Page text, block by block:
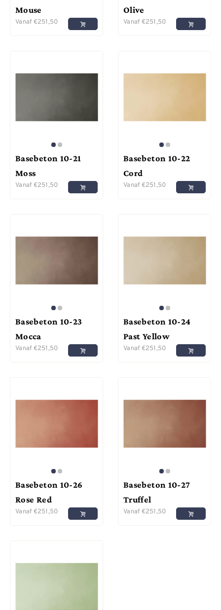
Mouse
Vanaf €251,50
Olive
Vanaf €251,50
Basebeton 10-21
Moss
Vanaf €251,50
Basebeton 10-22
Cord
Vanaf €251,50
Basebeton 10-23
Mocca
Vanaf €251,50
Basebeton 10-24
Past Yellow
Vanaf €251,50
Basebeton 10-26
Rose Red
Vanaf €251,50
Basebeton 10-27
Truffel
Vanaf €251,50